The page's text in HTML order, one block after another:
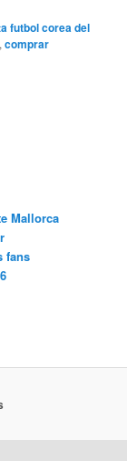
futbol corea del
,comprar
Mallorca
fans